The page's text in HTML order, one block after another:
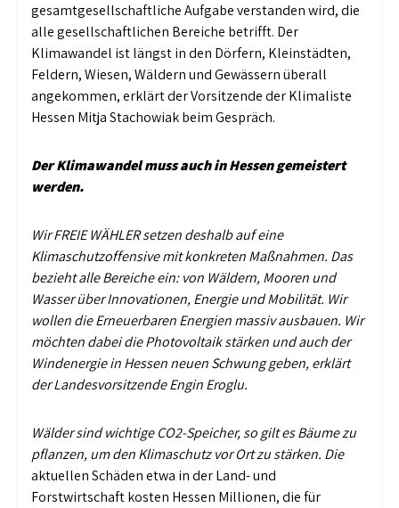
gesamtgesellschaftliche Aufgabe verstanden wird, die
alle gesellschaftlichen Bereiche betrifft. Der
Klimawandel ist längst in den Dörfern, Kleinstädten,
Feldern, Wiesen, Wäldern und Gewässern überall
angekommen, erklärt der Vorsitzende der Klimaliste
Hessen Mitja Stachowiak beim Gespräch.
Der Klimawandel muss auch in Hessen gemeistert
werden.
Wir FREIE WÄHLER setzen deshalb auf eine
Klimaschutzoffensive mit konkreten Maßnahmen. Das
bezieht alle Bereiche ein: von Wäldern, Mooren und
Wasser über Innovationen, Energie und Mobilität. Wir
wollen die Erneuerbaren Energien massiv ausbauen. Wir
möchten dabei die Photovoltaik stärken und auch der
Windenergie in Hessen neuen Schwung geben, erklärt
der Landesvorsitzende Engin Eroglu.
Wälder sind wichtige CO2-Speicher, so gilt es Bäume zu
pflanzen, um den Klimaschutz vor Ort zu stärken. Die
aktuellen Schäden etwa in der Land- und
Forstwirtschaft kosten Hessen Millionen, die für